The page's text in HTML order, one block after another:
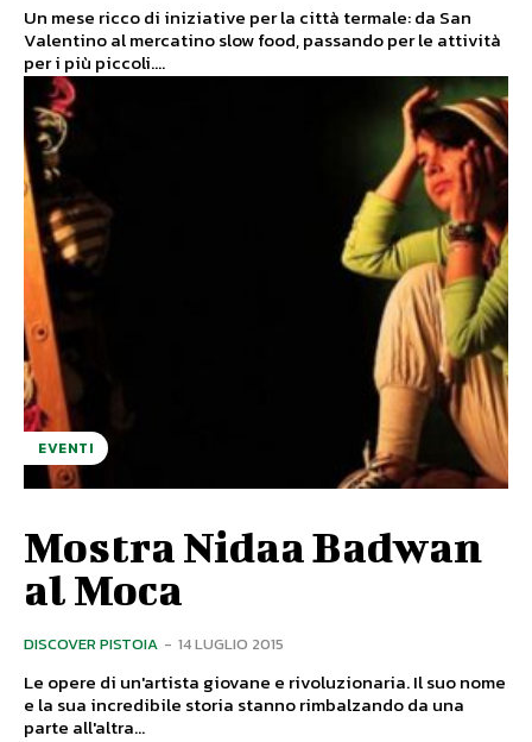
Un mese ricco di iniziative per la città termale: da San
Valentino al mercatino slow food, passando per le attività
per i più piccoli....
EVENTI
Mostra Nidaa Badwan
al Moca
DISCOVER PISTOIA - 14 LUGLIO 2015
Le opere di un'artista giovane e rivoluzionaria. Il suo nome
e la sua incredibile storia stanno rimbalzando da una
parte all'altra...